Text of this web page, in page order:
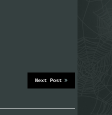
Next Post